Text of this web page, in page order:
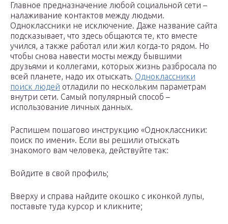
Главное предназначение любой социальной сети –
налаживание контактов между людьми.
Одноклассники не исключение. Даже название сайта
подсказывает, что здесь общаются те, кто вместе
учился, а также работал или жил когда-то рядом. Но
чтобы снова навести мосты между бывшими
друзьями и коллегами, которых жизнь разбросала по
всей планете, надо их отыскать. Одноклассники
поиск людей отладили по нескольким параметрам
внутри сети. Самый популярный способ –
использование личных данных.
Распишем пошагово инструкцию «Одноклассники:
поиск по имени». Если вы решили отыскать
знакомого вам человека, действуйте так:
Войдите в свой профиль;
Вверху и справа найдите окошко с иконкой лупы,
поставьте туда курсор и кликните;